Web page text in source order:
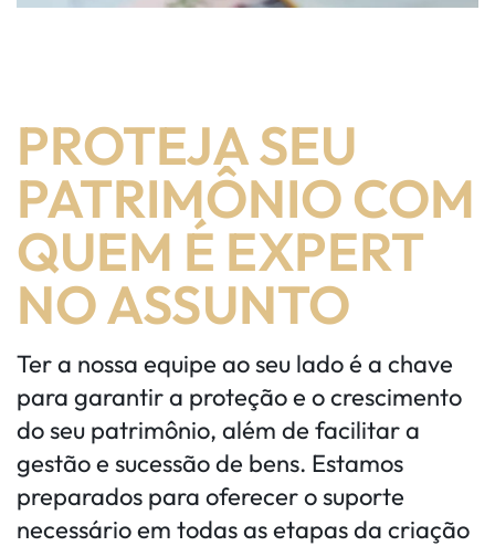
PROTEJA SEU
PATRIMÔNIO COM
QUEM É EXPERT
NO ASSUNTO
Ter a nossa equipe ao seu lado é a chave
para garantir a proteção e o crescimento
do seu patrimônio, além de facilitar a
gestão e sucessão de bens. Estamos
preparados para oferecer o suporte
necessário em todas as etapas da criação